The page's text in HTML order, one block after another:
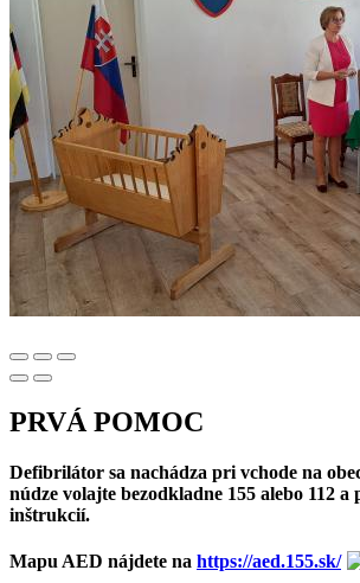
PRVÁ POMOC
Defibrilátor sa nachádza pri vchode na
núdze volajte bezodkladne 155 alebo 112
inštrukcií.
Mapu AED nájdete na https://aed.155.sk/